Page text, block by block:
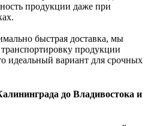
продукции даже при
быстрая доставка, мы
продукции
идеальный вариант для срочных
до Владивостока и